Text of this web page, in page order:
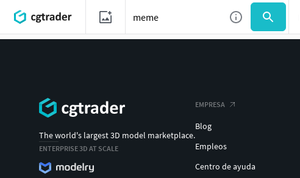
The world's largest 3D model marketplace.
ENTERPRISE 3D AT SCALE
EMPRESA
Blog
Empleos
Centro de ayuda